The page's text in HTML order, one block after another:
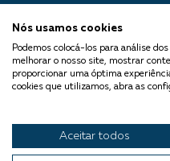
imprensa@fundobrasil.org.br
O Fundo Brasil integra a
Comuá - Filantropia que
© 2026 Fundo Brasil.
Nós usamos cookies
Podemos colocá-los para análise
melhorar o nosso site, mostrar
proporcionar uma óptima
cookies que utilizamos, abra as
Aceitar todos